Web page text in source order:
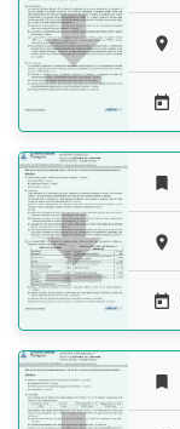
 





